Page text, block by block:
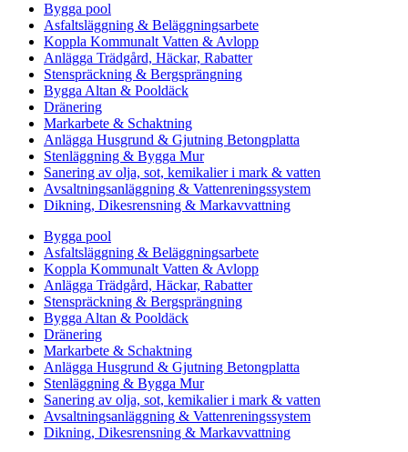
Bygga pool
Asfaltsläggning & Beläggningsarbete
Koppla Kommunalt Vatten & Avlopp
Anlägga Trädgård, Häckar, Rabatter
Stenspräckning & Bergsprängning
Bygga Altan & Pooldäck
Dränering
Markarbete & Schaktning
Anlägga Husgrund & Gjutning Betongplatta
Stenläggning & Bygga Mur
Sanering av olja, sot, kemikalier i mark & vatten
Avsaltningsanläggning & Vattenreningssystem
Dikning, Dikesrensning & Markavvattning
Bygga pool
Asfaltsläggning & Beläggningsarbete
Koppla Kommunalt Vatten & Avlopp
Anlägga Trädgård, Häckar, Rabatter
Stenspräckning & Bergsprängning
Bygga Altan & Pooldäck
Dränering
Markarbete & Schaktning
Anlägga Husgrund & Gjutning Betongplatta
Stenläggning & Bygga Mur
Sanering av olja, sot, kemikalier i mark & vatten
Avsaltningsanläggning & Vattenreningssystem
Dikning, Dikesrensning & Markavvattning